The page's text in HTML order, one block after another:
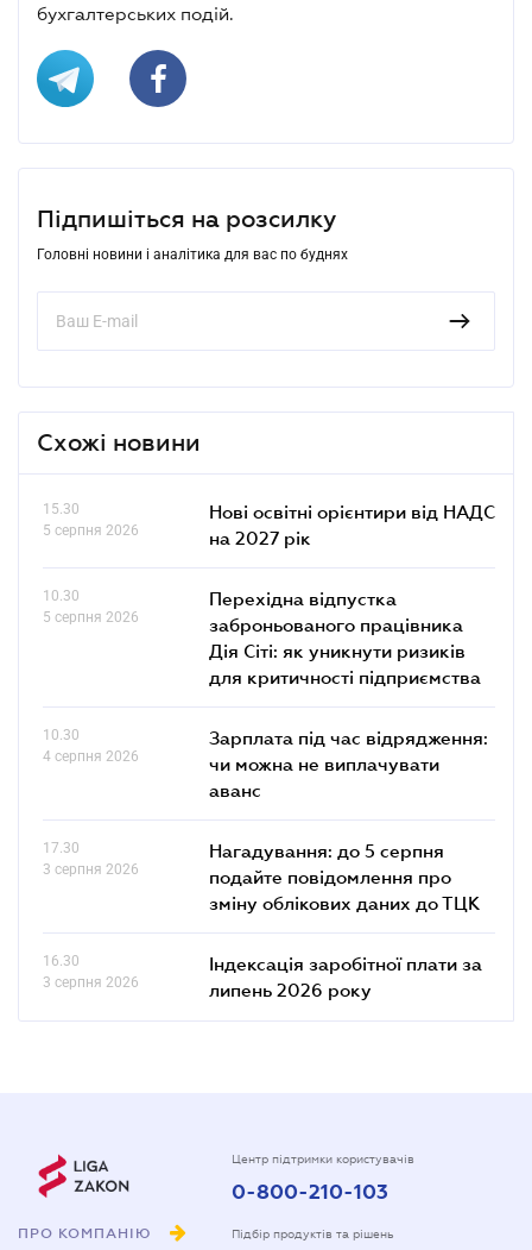
бухгалтерських подій.
Підпишіться на розсилку
Головні новини і аналітика для вас по буднях
Схожі новини
15.30
5 серпня 2026
Нові освітні орієнтири від НАДС
на 2027 рік
10.30
5 серпня 2026
Перехідна відпустка
заброньованого працівника
Дія Сіті: як уникнути ризиків
для критичності підприємства
10.30
4 серпня 2026
Зарплата під час відрядження:
чи можна не виплачувати
аванс
17.30
3 серпня 2026
Нагадування: до 5 серпня
подайте повідомлення про
зміну облікових даних до ТЦК
16.30
3 серпня 2026
Індексація заробітної плати за
липень 2026 року
ПРО КОМПАНІЮ
Центр підтримки користувачів
0-800-210-103
Підбір продуктів та рішень